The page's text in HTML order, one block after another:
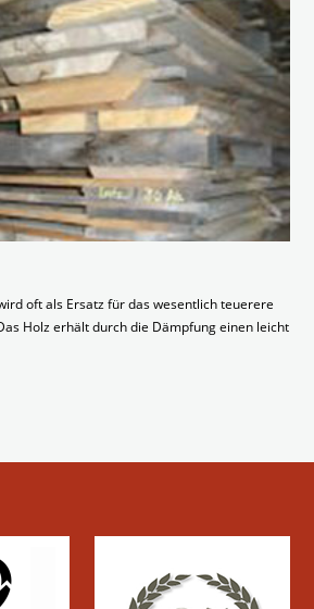
oft als Ersatz für das wesentlich teuerere
Holz erhält durch die Dämpfung einen leicht